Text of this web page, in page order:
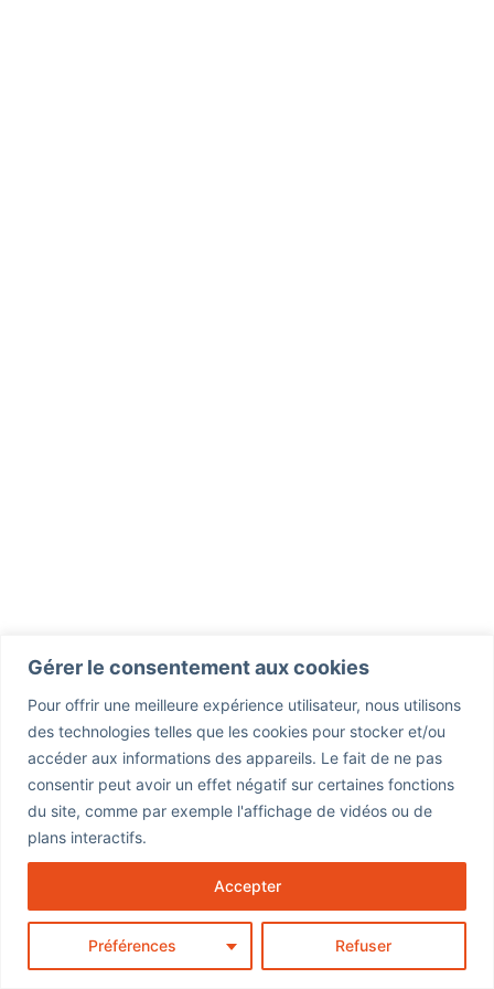
Gérer le consentement aux cookies
Pour offrir une meilleure expérience utilisateur, nous utilisons
des technologies telles que les cookies pour stocker et/ou
accéder aux informations des appareils. Le fait de ne pas
consentir peut avoir un effet négatif sur certaines fonctions
du site, comme par exemple l'affichage de vidéos ou de
plans interactifs.
Préférences Refuser
Accepter